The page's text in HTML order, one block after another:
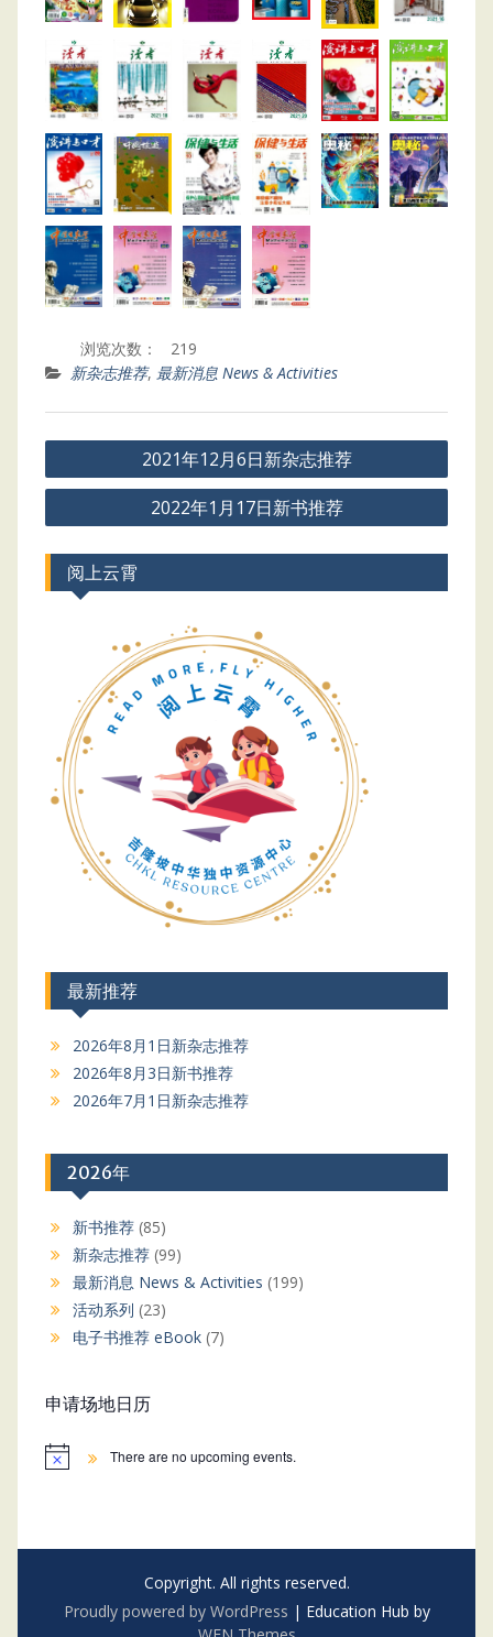
浏览次数：
219
新杂志推荐, 最新消息 News & Activities
Post
navigation
2021年12月6日新杂志推荐
2022年1月17日新书推荐
阅上云霄
最新推荐
2026年8月1日新杂志推荐
2026年8月3日新书推荐
2026年7月1日新杂志推荐
2026年
新书推荐(85)
新杂志推荐(99)
最新消息 News & Activities (199)
活动系列 (23)
电子书推荐 eBook(7)
申请场地日历
There are no upcoming events.
Copyright. All rights reserved.
Proudly powered by WordPress | Education Hub by